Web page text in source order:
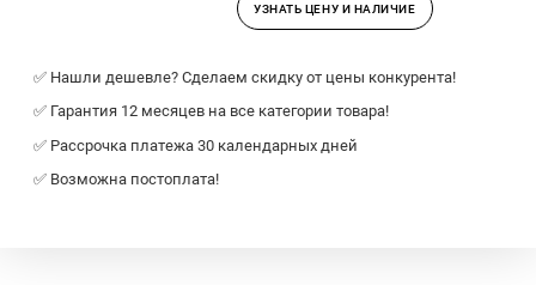
УЗНАТЬ ЦЕНУ И НАЛИЧИЕ
✅ Нашли дешевле? Сделаем скидку от цены конкурента!
✅ Гарантия 12 месяцев на все категории товара!
✅ Рассрочка платежа 30 календарных дней
✅ Возможна постоплата!